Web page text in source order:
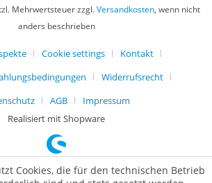
Mehrwertsteuer zzgl.Versandkosten, wenn nicht
anders beschrieben
Cookie settings
Kontakt
Widerrufsrecht
AGB
Impressum
Realisiert mit Shopware
Cookies, die für den technischen Betrieb